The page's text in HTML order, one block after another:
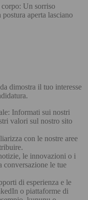
Un sorriso
aperta lasciano
dimostra il tuo interesse
Informati sui nostri
valori sul nostro sito
con le nostre aree
le innovazioni o i
conversazione le tue
di esperienza e le
o piattaforme di